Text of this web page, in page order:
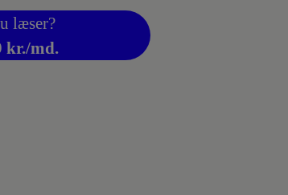
læser?
kr./md.